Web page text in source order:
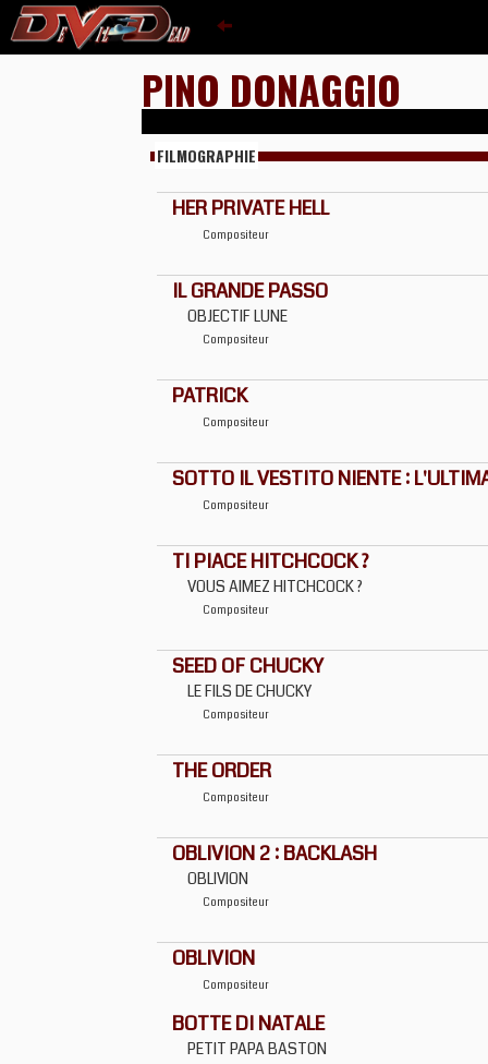
PINO DONAGGIO
FILMOGRAPHIE
HER PRIVATE HELL
Compositeur
IL GRANDE PASSO
OBJECTIF LUNE
Compositeur
PATRICK
Compositeur
SOTTO IL VESTITO NIENTE :
Compositeur
TI PIACE HITCHCOCK ?
VOUS AIMEZ HITCHCOCK ?
Compositeur
SEED OF CHUCKY
LE FILS DE CHUCKY
Compositeur
THE ORDER
Compositeur
OBLIVION 2 : BACKLASH
OBLIVION
Compositeur
OBLIVION
Compositeur
BOTTE DI NATALE
PETIT PAPA BASTON